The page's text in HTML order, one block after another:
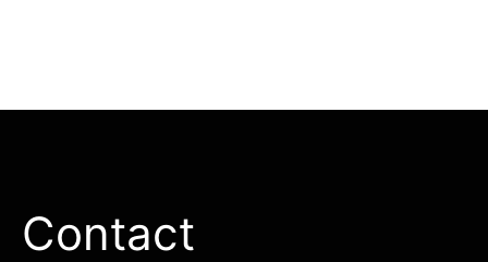
Contact